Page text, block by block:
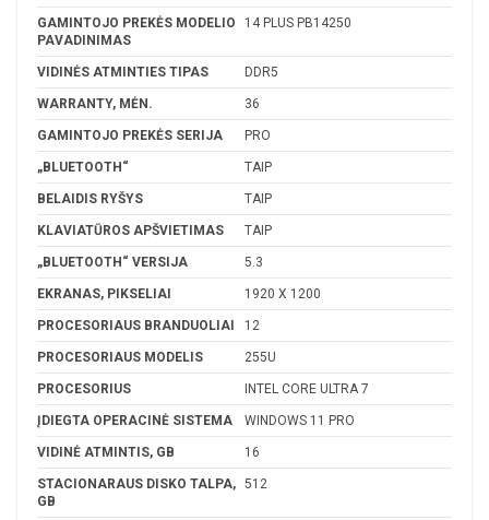
GAMINTOJO PREKĖS MODELIO
PAVADINIMAS
14 PLUS PB14250
VIDINĖS ATMINTIES TIPAS DDR5
WARRANTY, MĖN. 36
GAMINTOJO PREKĖS SERIJA PRO
„BLUETOOTH“ TAIP
BELAIDIS RYŠYS TAIP
KLAVIATŪROS APŠVIETIMAS TAIP
„BLUETOOTH“ VERSIJA 5.3
EKRANAS, PIKSELIAI 1920 X 1200
PROCESORIAUS BRANDUOLIAI 12
PROCESORIAUS MODELIS 255U
PROCESORIUS INTEL CORE ULTRA 7
ĮDIEGTA OPERACINĖ SISTEMA WINDOWS 11 PRO
VIDINĖ ATMINTIS, GB 16
STACIONARAUS DISKO TALPA,
GB
512